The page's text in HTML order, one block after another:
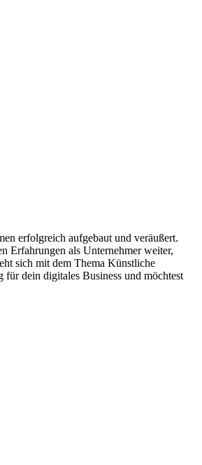
erfolgreich aufgebaut und veräußert.
Erfahrungen als Unternehmer weiter,
sich mit dem Thema Künstliche
dein digitales Business und möchtest